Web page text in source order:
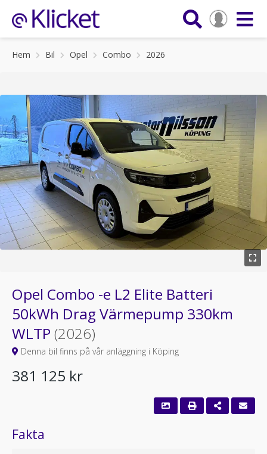
Hem Bil Opel Combo 2026
Opel Combo -e L2 Elite Batteri
50kWh Drag Värmepump 330km
WLTP (2026)
Denna bil finns på vår anläggning i Köping
381 125 kr
Fakta